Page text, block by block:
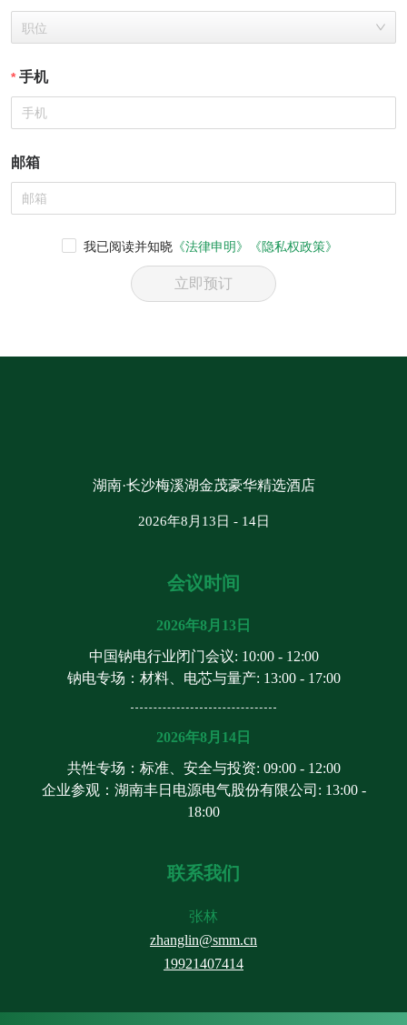
职位
手机
邮箱
我已阅读并知晓 《法律申明》 《隐私权政策》
立即预订
湖南·长沙梅溪湖金茂豪华精选酒店
2026年8月13日 - 14日
会议时间
2026年8月13日
中国钠电行业闭门会议: 10:00 - 12:00
钠电专场：材料、电芯与量产: 13:00 - 17:00
2026年8月14日
共性专场：标准、安全与投资: 09:00 - 12:00
企业参观：湖南丰日电源电气股份有限公司 : 13:00 -
18:00
联系我们
张林
zhanglin@smm.cn
19921407414